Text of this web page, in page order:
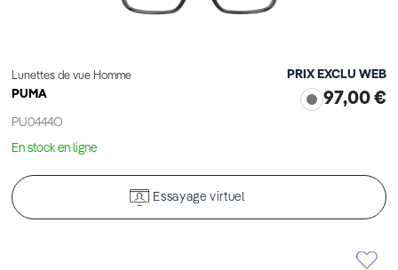
Lunettes de vue Homme
PUMA
PU0444O
PRIX EXCLU WEB
97,00 €
En stock en ligne
Essayage virtuel